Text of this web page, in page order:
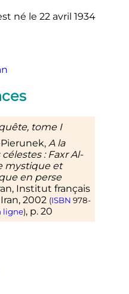
né le 22 avril 1934
tome I
, A la
célestes : Faxr Al-
mystique et
en perse
Institut français
2002 (ISBN 978-
ligne), p. 20